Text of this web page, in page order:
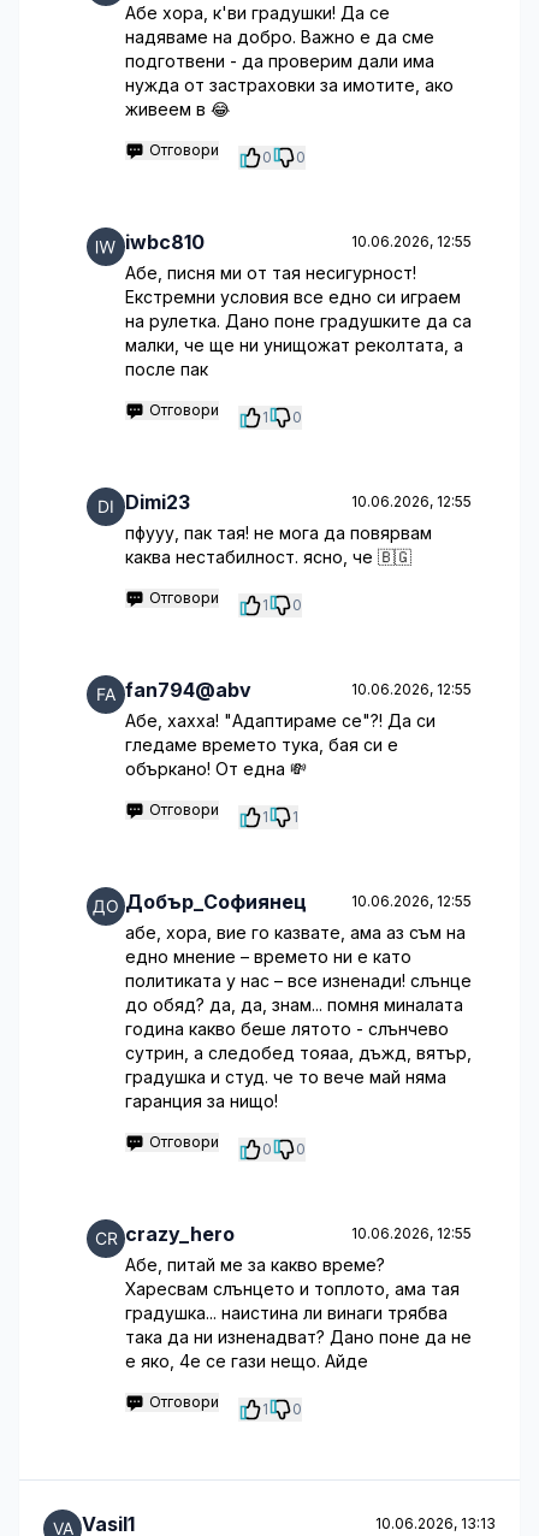
Абе хора, к'ви градушки! Да се
надяваме на добро. Важно е да сме
подготвени - да проверим дали има
нужда от застраховки за имотите, ако
живеем в 😂
Отговори 0 0
iwbc810 10.06.2026, 12:55
Абе, писня ми от тая несигурност!
Екстремни условия все едно си играем
на рулетка. Дано поне градушките да са
малки, че ще ни унищожат реколтата, а
после пак
Отговори 1 0
Dimi23 10.06.2026, 12:55
пфууу, пак тая! не мога да повярвам
каква нестабилност. ясно, че 🇧🇬
Отговори 1 0
fan794@abv 10.06.2026, 12:55
Абе, хахха! "Адаптираме се"?! Да си
гледаме времето тука, бая си е
объркано! От една 💸
Отговори 1 1
Добър_Софиянец 10.06.2026, 12:55
абе, хора, вие го казвате, ама аз съм на
едно мнение – времето ни е като
политиката у нас – все изненади! слънце
до обяд? да, да, знам... помня миналата
година какво беше лятото - слънчево
сутрин, а следобед тояаа, дъжд, вятър,
градушка и студ. че то вече май няма
гаранция за нищо!
Отговори 0 0
crazy_hero 10.06.2026, 12:55
Абе, питай ме за какво време?
Харесвам слънцето и топлото, ама тая
градушка... наистина ли винаги трябва
така да ни изненадват? Дано поне да не
е яко, 4е се гази нещо. Айде
Отговори 1 0
Vasil1 10.06.2026, 13:13